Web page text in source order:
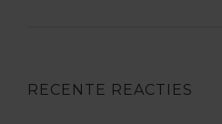
RECENTE REACTIES